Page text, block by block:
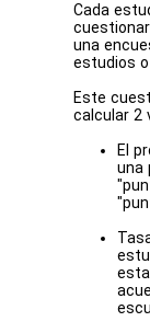
Cada
una
estudios
Este
calcular 2
El
una